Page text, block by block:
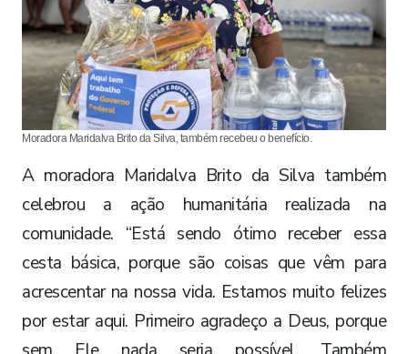
Moradora Maridalva Brito da Silva, também recebeu o benefício.
A moradora Maridalva Brito da Silva também
celebrou a ação humanitária realizada na
comunidade. “Está sendo ótimo receber essa
cesta básica, porque são coisas que vêm para
acrescentar na nossa vida. Estamos muito felizes
por estar aqui. Primeiro agradeço a Deus, porque